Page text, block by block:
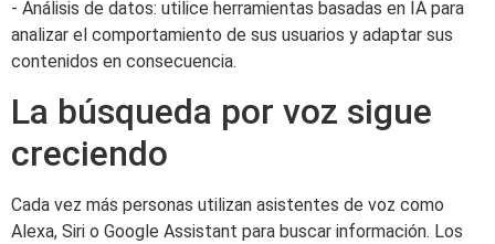
- Análisis de datos: utilice herramientas basadas en IA para
analizar el comportamiento de sus usuarios y adaptar sus
contenidos en consecuencia.
La búsqueda por voz sigue
creciendo
Cada vez más personas utilizan asistentes de voz como
Alexa, Siri o Google Assistant para buscar información. Los